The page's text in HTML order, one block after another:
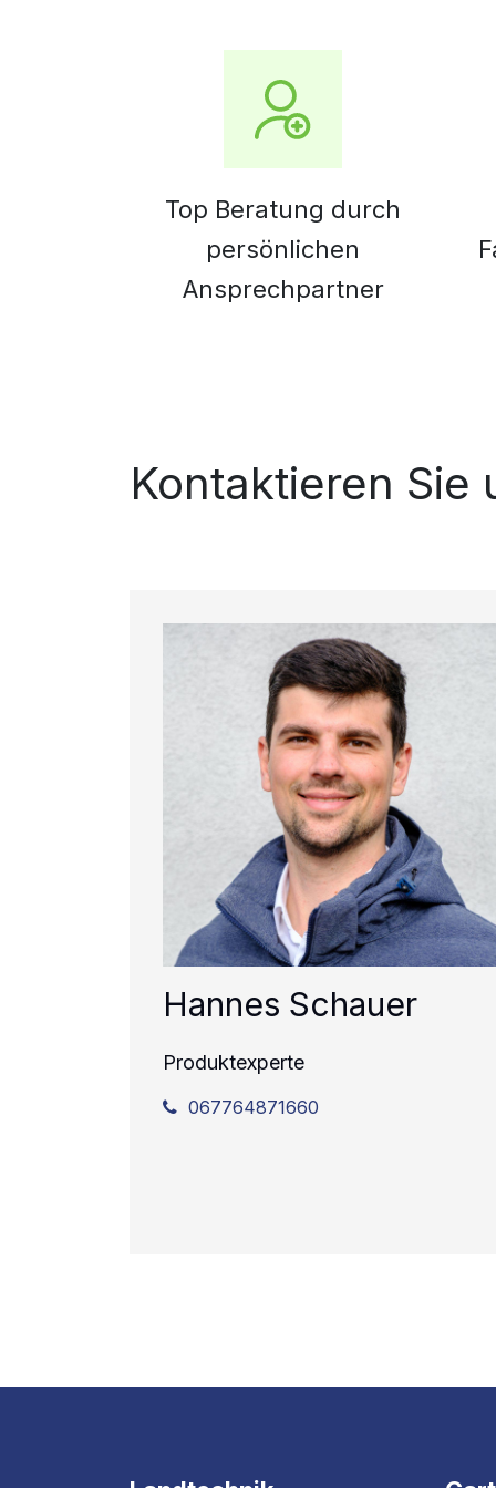
Top Beratung durch
persönlichen
Ansprechpartner
Kontaktieren
Hannes Schauer
Produktexperte
067764871660